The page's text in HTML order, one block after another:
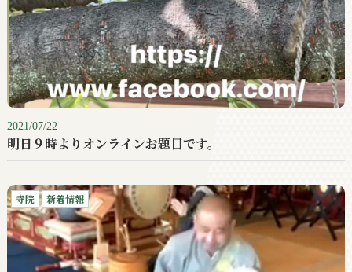
2021/07/22
明日９時よりオンラインお題目です。
寺院 新着情報